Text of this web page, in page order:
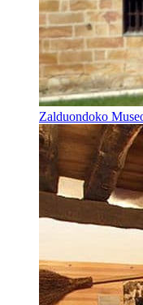
Zalduondoko